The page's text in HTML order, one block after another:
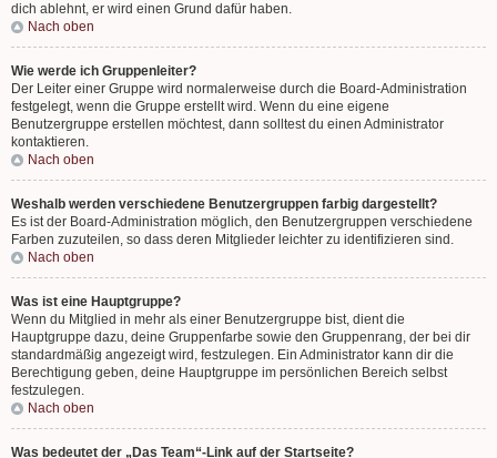
dich ablehnt, er wird einen Grund dafür haben.
Nach oben
Wie werde ich Gruppenleiter?
Der Leiter einer Gruppe wird normalerweise durch die Board-Administration
festgelegt, wenn die Gruppe erstellt wird. Wenn du eine eigene
Benutzergruppe erstellen möchtest, dann solltest du einen Administrator
kontaktieren.
Nach oben
Weshalb werden verschiedene Benutzergruppen farbig dargestellt?
Es ist der Board-Administration möglich, den Benutzergruppen verschiedene
Farben zuzuteilen, so dass deren Mitglieder leichter zu identifizieren sind.
Nach oben
Was ist eine Hauptgruppe?
Wenn du Mitglied in mehr als einer Benutzergruppe bist, dient die
Hauptgruppe dazu, deine Gruppenfarbe sowie den Gruppenrang, der bei dir
standardmäßig angezeigt wird, festzulegen. Ein Administrator kann dir die
Berechtigung geben, deine Hauptgruppe im persönlichen Bereich selbst
festzulegen.
Nach oben
Was bedeutet der „Das Team“-Link auf der Startseite?